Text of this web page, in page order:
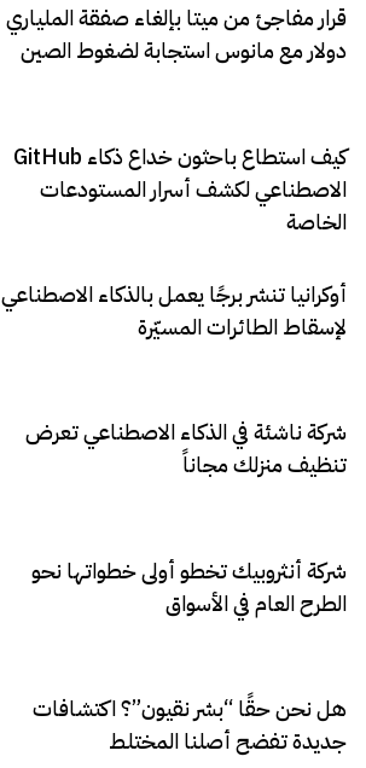
قرار مفاجئ من ميتا بإلغاء صفقة الملياري
دولار مع مانوس استجابة لضغوط الصين
كيف استطاع باحثون خداع ذكاء GitHub
الاصطناعي لكشف أسرار المستودعات
الخاصة
أوكرانيا تنشر برجًا يعمل بالذكاء الاصطناعي
لإسقاط الطائرات المسيّرة
شركة ناشئة في الذكاء الاصطناعي تعرض
تنظيف منزلك مجاناً
شركة أنثروبيك تخطو أولى خطواتها نحو
الطرح العام في الأسواق
هل نحن حقًا “بشر نقيون”؟ اكتشافات
جديدة تفضح أصلنا المختلط